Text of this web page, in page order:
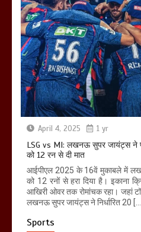
April 4, 2025 1 yr
LSG vs MI: लखनऊ सुपर जायंट्स ने
को 12 रन से दी मात
आईपीएल 2025 के 16वें मुकाबले में
को 12 रनों से हरा दिया है। इकाना
आखिरी ओवर तक रोमांचक रहा। जहां
लखनऊ सुपर जायंट्स ने निर्धारित 20 […]
Sports